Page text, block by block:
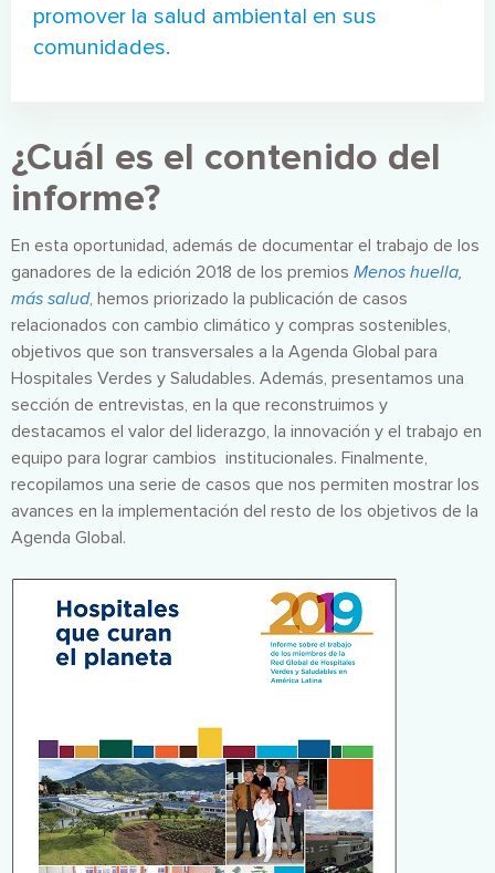
promover la salud ambiental en sus
comunidades.
¿Cuál es el contenido del
informe?
En esta oportunidad, además de documentar el trabajo de los
ganadores de la edición 2018 de los premios Menos huella,
más salud, hemos priorizado la publicación de casos
relacionados con cambio climático y compras sostenibles,
objetivos que son transversales a la Agenda Global para
Hospitales Verdes y Saludables. Además, presentamos una
sección de entrevistas, en la que reconstruimos y
destacamos el valor del liderazgo, la innovación y el trabajo en
equipo para lograr cambios institucionales. Finalmente,
recopilamos una serie de casos que nos permiten mostrar los
avances en la implementación del resto de los objetivos de la
Agenda Global.